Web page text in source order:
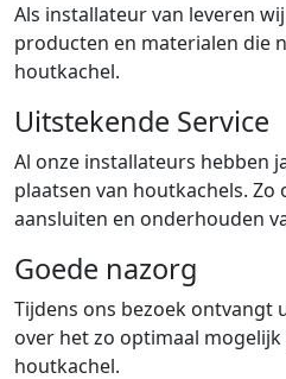
Als installateur van leveren
producten en materialen die
houtkachel.
Uitstekende Service
Al onze installateurs hebben
plaatsen van houtkachels. Zo
aansluiten en onderhouden
Goede nazorg
Tijdens ons bezoek ontvangt
over het zo optimaal
houtkachel.